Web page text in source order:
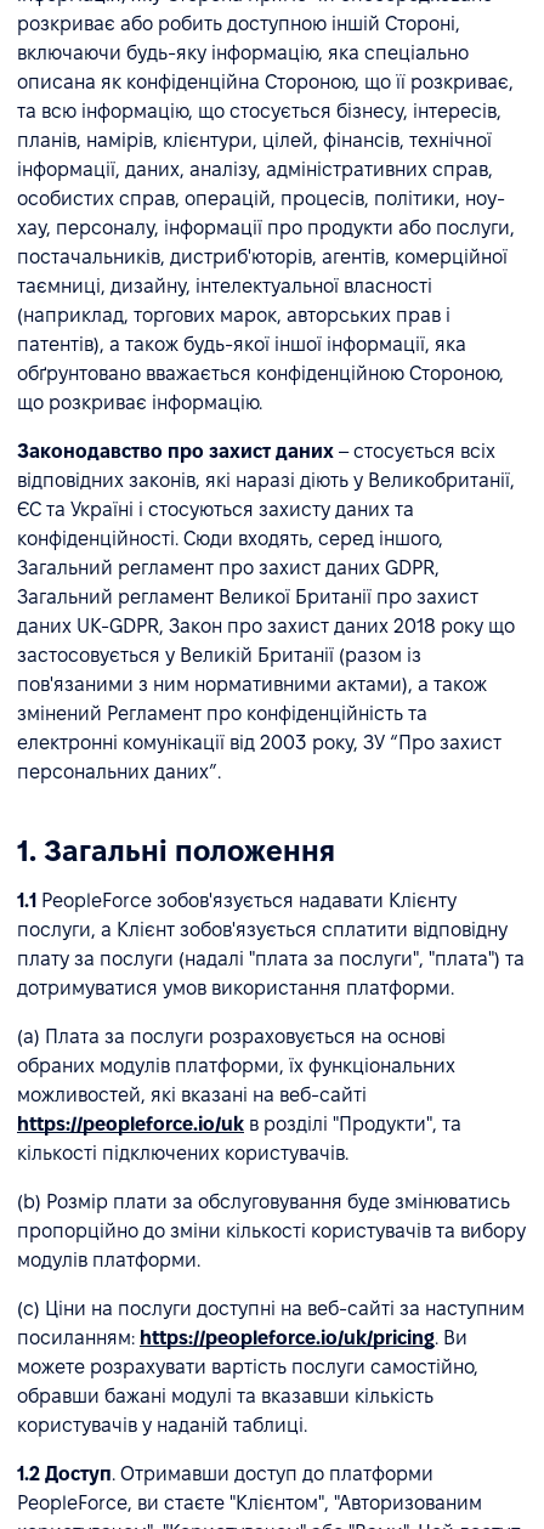
розкриває або робить доступною іншій Стороні,
включаючи будь-яку інформацію, яка спеціально
описана як конфіденційна Стороною, що її розкриває,
та всю інформацію, що стосується бізнесу, інтересів,
планів, намірів, клієнтури, цілей, фінансів, технічної
інформації, даних, аналізу, адміністративних справ,
особистих справ, операцій, процесів, політики, ноу-
хау, персоналу, інформації про продукти або послуги,
постачальників, дистриб'юторів, агентів, комерційної
таємниці, дизайну, інтелектуальної власності
(наприклад, торгових марок, авторських прав і
патентів), а також будь-якої іншої інформації, яка
обґрунтовано вважається конфіденційною Стороною,
що розкриває інформацію.
Законодавство про захист даних – стосується всіх
відповідних законів, які наразі діють у Великобританії,
ЄС та Україні і стосуються захисту даних та
конфіденційності. Сюди входять, серед іншого,
Загальний регламент про захист даних GDPR,
Загальний регламент Великої Британії про захист
даних UK-GDPR, Закон про захист даних 2018 року що
застосовується у Великій Британії (разом із
пов'язаними з ним нормативними актами), а також
змінений Регламент про конфіденційність та
електронні комунікації від 2003 року, ЗУ “Про захист
персональних даних”.
1. Загальні положення
1.1 PeopleForce зобов'язується надавати Клієнту
послуги, а Клієнт зобов'язується сплатити відповідну
плату за послуги (надалі "плата за послуги", "плата") та
дотримуватися умов використання платформи.
(a) Плата за послуги розраховується на основі
обраних модулів платформи, їх функціональних
можливостей, які вказані на веб-сайті
https://peopleforce.io/uk в розділі "Продукти", та
кількості підключених користувачів.
(b) Розмір плати за обслуговування буде змінюватись
пропорційно до зміни кількості користувачів та вибору
модулів платформи.
(c) Ціни на послуги доступні на веб-сайті за наступним
посиланням: https://peopleforce.io/uk/pricing. Ви
можете розрахувати вартість послуги самостійно,
обравши бажані модулі та вказавши кількість
користувачів у наданій таблиці.
1.2 Доступ. Отримавши доступ до платформи
PeopleForce, ви стаєте "Клієнтом", "Авторизованим